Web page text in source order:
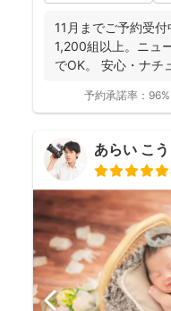
11月までご予約受
1,200組以上。ニュ
でOK。 安心・ナチ
予約承諾率： 96%
あらい こ